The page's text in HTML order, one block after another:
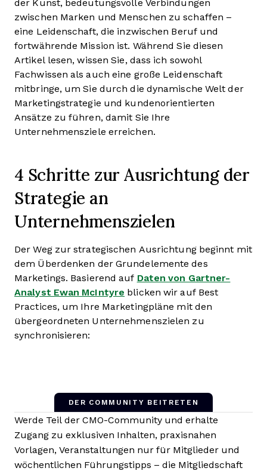
der Kunst, bedeutungsvolle Verbindungen
zwischen Marken und Menschen zu schaffen –
eine Leidenschaft, die inzwischen Beruf und
fortwährende Mission ist. Während Sie diesen
Artikel lesen, wissen Sie, dass ich sowohl
Fachwissen als auch eine große Leidenschaft
mitbringe, um Sie durch die dynamische Welt der
Marketingstrategie und kundenorientierten
Ansätze zu führen, damit Sie Ihre
Unternehmensziele erreichen.
4 Schritte zur Ausrichtung der
Strategie an
Unternehmenszielen
Der Weg zur strategischen Ausrichtung beginnt mit
dem Überdenken der Grundelemente des
Marketings. Basierend auf Daten von Gartner-
Analyst Ewan McIntyre blicken wir auf Best
Practices, um Ihre Marketingpläne mit den
übergeordneten Unternehmenszielen zu
synchronisieren:
DER COMMUNITY BEITRETEN
Werde Teil der CMO-Community und erhalte
Zugang zu exklusiven Inhalten, praxisnahen
Vorlagen, Veranstaltungen nur für Mitglieder und
wöchentlichen Führungstipps – die Mitgliedschaft